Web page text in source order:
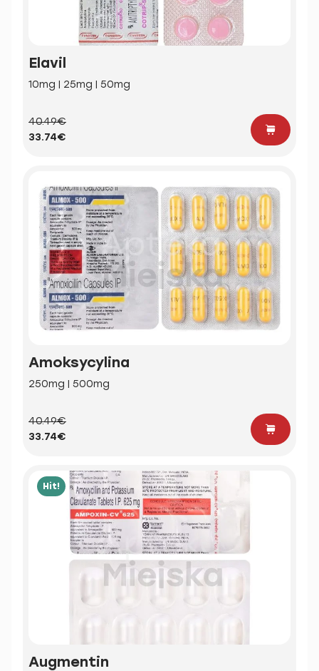
Elavil
10mg | 25mg | 50mg
40.49€
33.74€
Amoksycylina
250mg | 500mg
40.49€
33.74€
Hit!
Augmentin